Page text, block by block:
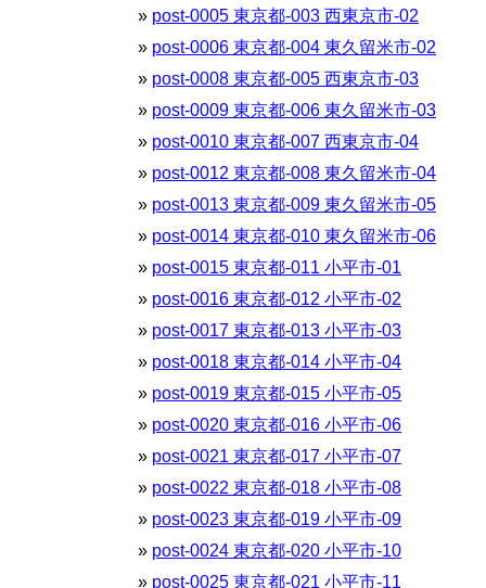
post-0005 東京都-003 西東京市-02
post-0006 東京都-004 東久留米市-02
post-0008 東京都-005 西東京市-03
post-0009 東京都-006 東久留米市-03
post-0010 東京都-007 西東京市-04
post-0012 東京都-008 東久留米市-04
post-0013 東京都-009 東久留米市-05
post-0014 東京都-010 東久留米市-06
post-0015 東京都-011 小平市-01
post-0016 東京都-012 小平市-02
post-0017 東京都-013 小平市-03
post-0018 東京都-014 小平市-04
post-0019 東京都-015 小平市-05
post-0020 東京都-016 小平市-06
post-0021 東京都-017 小平市-07
post-0022 東京都-018 小平市-08
post-0023 東京都-019 小平市-09
post-0024 東京都-020 小平市-10
post-0025 東京都-021 小平市-11